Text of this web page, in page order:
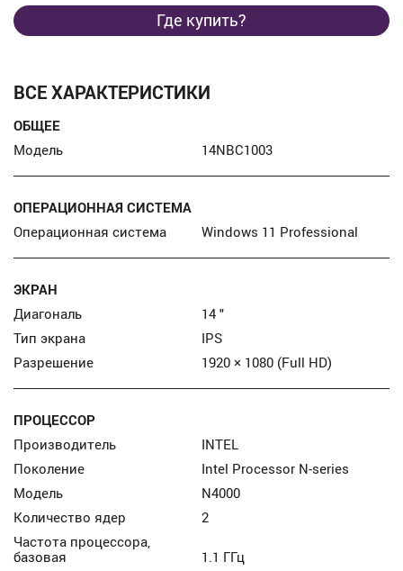
Где купить?
ВСЕ ХАРАКТЕРИСТИКИ
ОБЩЕЕ
Модель
14NBC1003
ОПЕРАЦИОННАЯ СИСТЕМА
Операционная система
Windows 11 Professional
ЭКРАН
Диагональ
14 "
Тип экрана
IPS
Разрешение
1920 × 1080 (Full HD)
ПРОЦЕССОР
Производитель
INTEL
Поколение
Intel Processor N-series
Модель
N4000
Количество ядер
2
Частота процессора,
базовая
1.1 ГГц